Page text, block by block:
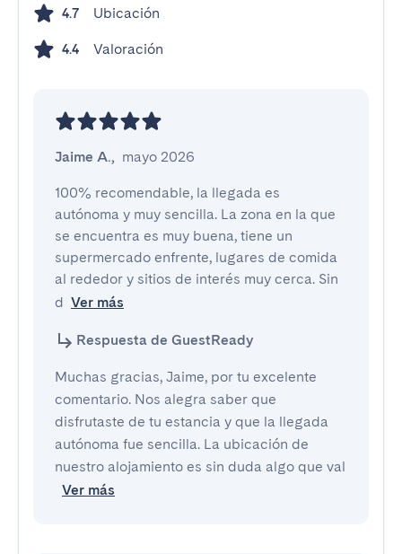
4.7 Ubicación
4.4 Valoración
Jaime A., mayo 2026
100% recomendable, la llegada es
autónoma y muy sencilla. La zona en la que
se encuentra es muy buena, tiene un
supermercado enfrente, lugares de comida
al rededor y sitios de interés muy cerca. Sin
d Ver más
Respuesta de GuestReady
Muchas gracias, Jaime, por tu excelente
comentario. Nos alegra saber que
disfrutaste de tu estancia y que la llegada
autónoma fue sencilla. La ubicación de
nuestro alojamiento es sin duda algo que val
Ver más